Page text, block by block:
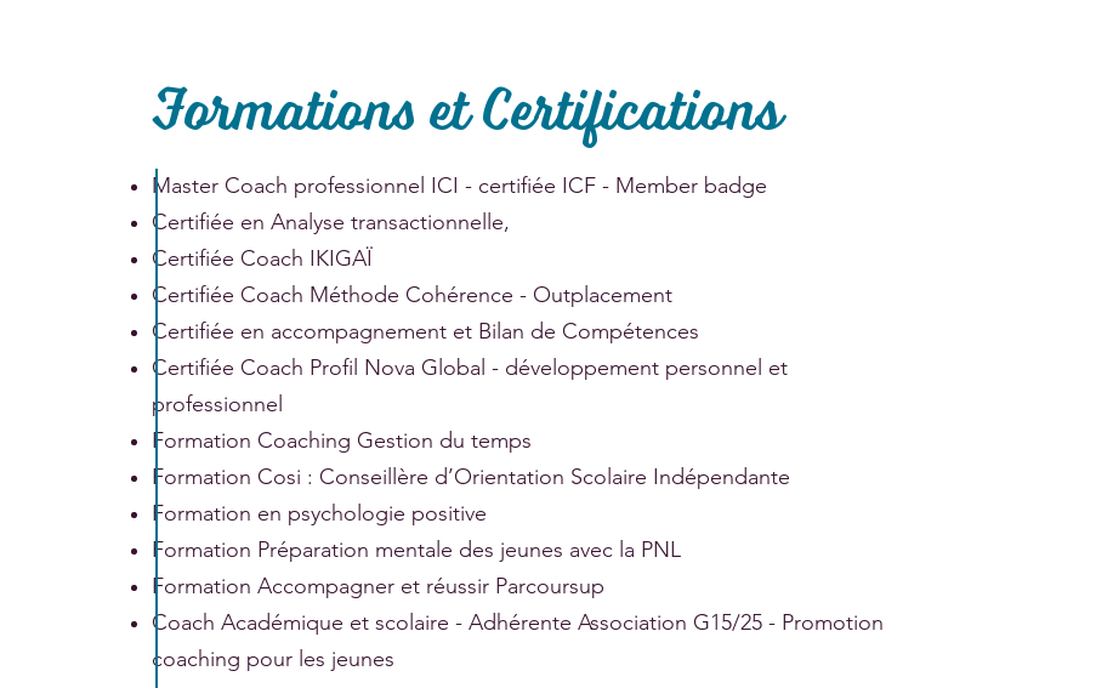
Formations et Certifications
Master Coach professionnel ICI - certifiée ICF - Member badge
Certifiée en Analyse transactionnelle,
Certifiée Coach IKIGAÏ
Certifiée Coach Méthode Cohérence - Outplacement
Certifiée en accompagnement et Bilan de Compétences
Certifiée Coach Profil Nova Global - développement personnel et
professionnel
Formation Coaching Gestion du temps
Formation Cosi : Conseillère d’Orientation Scolaire Indépendante
Formation en psychologie positive
Formation Préparation mentale des jeunes avec la PNL
Formation Accompagner et réussir Parcoursup
Coach Académique et scolaire - Adhérente Association G15/25 - Promotion
coaching pour les jeunes